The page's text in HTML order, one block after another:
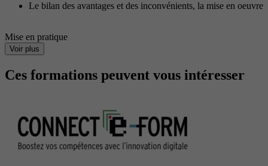
Le bilan des avantages et des inconvénients, la mise en oeuvre
Mise en pratique
Voir plus
Ces formations peuvent vous intéresser